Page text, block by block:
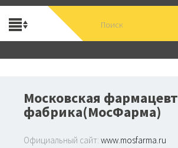
Московская
фабрика(МосФарма)
Официальный сайт: www.mosfarma.ru